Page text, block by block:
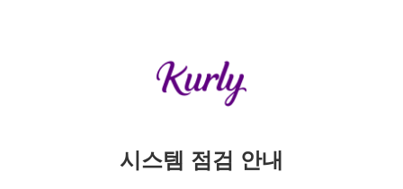
시스템 점검 안내